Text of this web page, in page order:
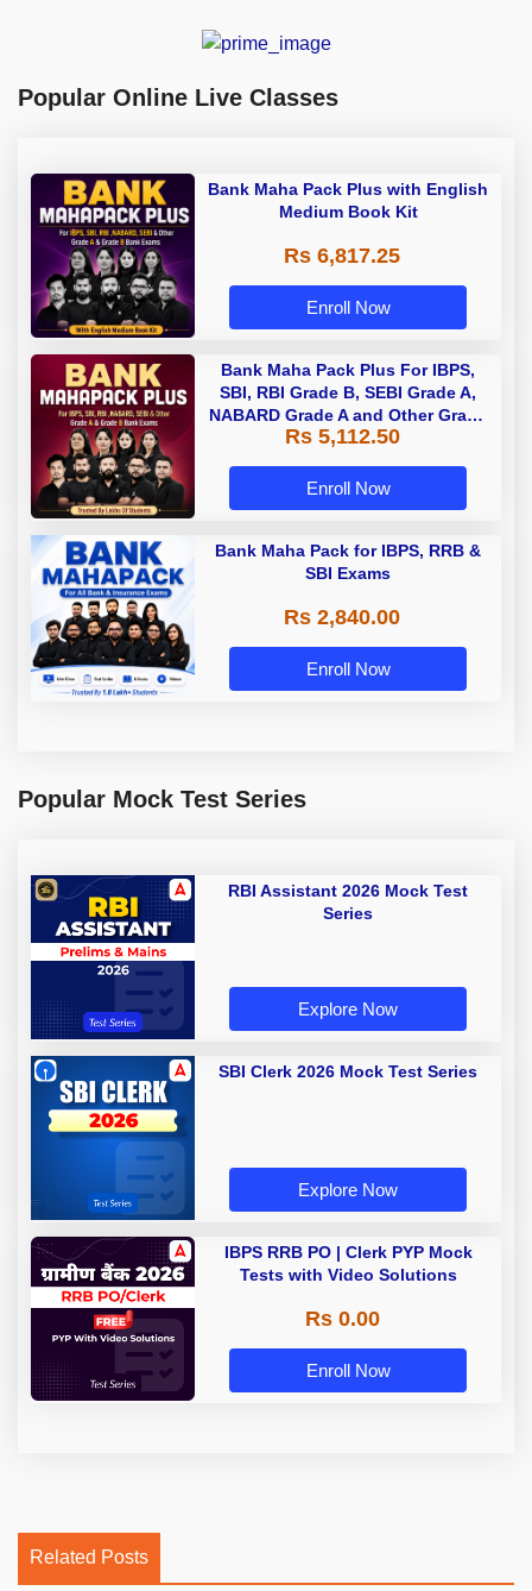
Popular Online Live Classes
Bank Maha Pack Plus with English
Medium Book Kit
Rs 6,817.25
Enroll Now
Bank Maha Pack Plus For IBPS,
SBI, RBI Grade B, SEBI Grade A,
NABARD Grade A and Other Grade
A & Grade B Bank Exams
Rs 5,112.50
Enroll Now
Bank Maha Pack for IBPS, RRB &
SBI Exams
Rs 2,840.00
Enroll Now
Popular Mock Test Series
RBI Assistant 2026 Mock Test
Series
Explore Now
SBI Clerk 2026 Mock Test Series
Explore Now
IBPS RRB PO | Clerk PYP Mock
Tests with Video Solutions
Rs 0.00
Enroll Now
Related Posts